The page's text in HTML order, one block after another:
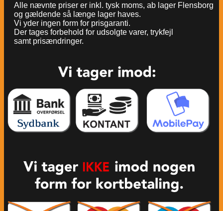
Alle nævnte priser er inkl. tysk moms, ab lager Flensborg
og gældende så længe lager haves.
Vi yder ingen form for prisgaranti.
Der tages forbehold for udsolgte varer, trykfejl
samt prisændringer.